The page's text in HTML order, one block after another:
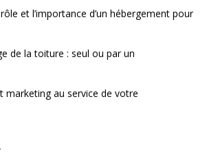
et l’importance d’un hébergement pour
de la toiture : seul ou par un
marketing au service de votre